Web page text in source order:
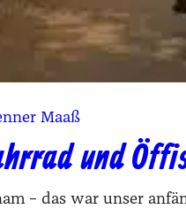
Maaß
und
– das war unser